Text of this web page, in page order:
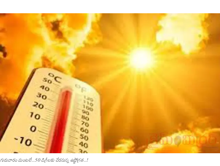
గురువారం మంట‌లే...50 డిగ్రీలకు చేరనున్న ఉష్ణోగ్రత...!